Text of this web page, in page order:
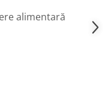
alimentară